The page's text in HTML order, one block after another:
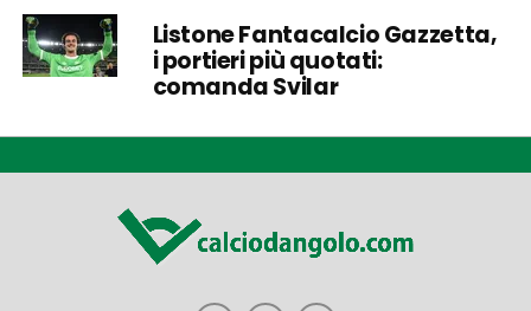
Listone Fantacalcio Gazzetta,
i portieri più quotati:
comanda Svilar